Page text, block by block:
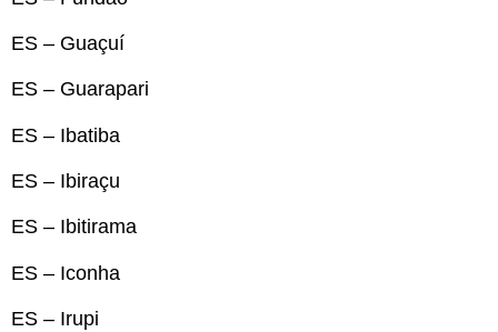
ES – Guaçuí
ES – Guarapari
ES – Ibatiba
ES – Ibiraçu
ES – Ibitirama
ES – Iconha
ES – Irupi